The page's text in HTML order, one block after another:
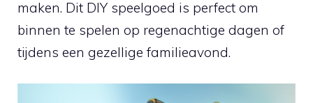
maken. Dit DIY ​speelgoed is perfect om
binnen⁣ te spelen op ​regenachtige⁣ dagen of
tijdens een ‍gezellige familieavond.